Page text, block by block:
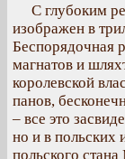
С глубоким
изображен в
Беспорядочная
магнатов и
королевской
панов,
– все это
но и в польских
польского